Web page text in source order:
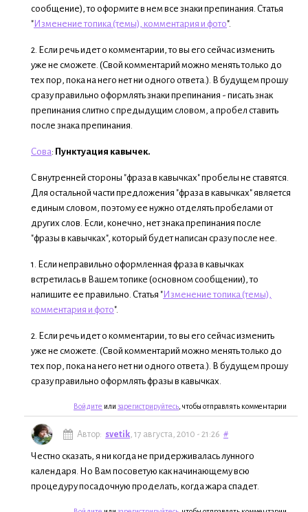
сообщение), то оформите в нем все знаки препинания. Статья
" Изменение топика (темы), комментария и фото".
2. Если речь идет о комментарии, то вы его сейчас изменить
уже не сможете. (Свой комментарий можно менять только до
тех пор, пока на него нет ни одного ответа.). В будущем прошу
сразу правильно оформлять знаки препинания - писать знак
препинания слитно с предыдущим словом, а пробел ставить
после знака препинания.
Сова: Пунктуация кавычек.
С внутренней стороны "фраза в кавычках" пробелы не ставятся.
Для остальной части предложения "фраза в кавычках" является
единым словом, поэтому ее нужно отделять пробелами от
других слов. Если, конечно, нет знака препинания после
"фразы в кавычках", который будет написан сразу после нее.
1. Если неправильно оформленная фраза в кавычках
встретилась в Вашем топике (основном сообщении), то
напишите ее правильно. Статья " Изменение топика (темы),
комментария и фото".
2. Если речь идет о комментарии, то вы его сейчас изменить
уже не сможете. (Свой комментарий можно менять только до
тех пор, пока на него нет ни одного ответа.). В будущем прошу
сразу правильно оформлять фразы в кавычках.
Войдите или зарегистрируйтесь , чтобы отправлять комментарии
Автор: svetik, 17 августа, 2010 - 21:26 #
Честно сказать, я ни когда не придерживалась лунного
календаря. Но Вам посоветую как начинающему всю
процедуру посадочную проделать, когда жара спадет.